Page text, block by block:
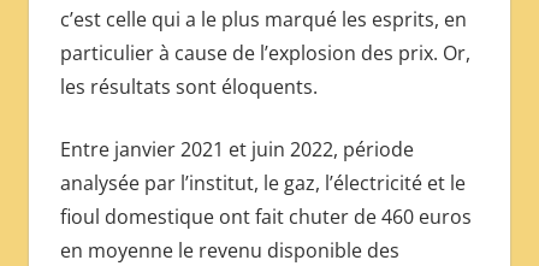
c’est celle qui a le plus marqué les esprits, en
particulier à cause de l’explosion des prix. Or,
les résultats sont éloquents.
Entre janvier 2021 et juin 2022, période
analysée par l’institut, le gaz, l’électricité et le
fioul domestique ont fait chuter de 460 euros
en moyenne le revenu disponible des